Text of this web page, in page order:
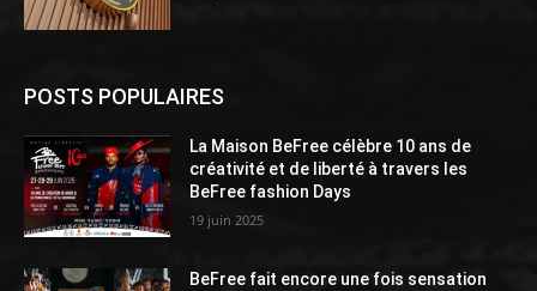
POSTS POPULAIRES
La Maison BeFree célèbre 10 ans de
créativité et de liberté à travers les
BeFree fashion Days
19 juin 2025
BeFree fait encore une fois sensation